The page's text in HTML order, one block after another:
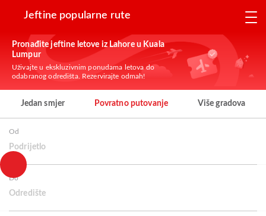
Jeftine popularne rute
Pronađite jeftine letove iz Lahore u Kuala
Lumpur
Uživajte u ekskluzivnim ponudama letova do
odabranog odredišta. Rezervirajte odmah!
Jedan smjer Povratno putovanje Više gradova
Od
Podrijetlo
Do
Odredište